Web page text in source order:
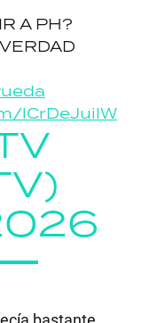
A PH?
lCrDeJuilW